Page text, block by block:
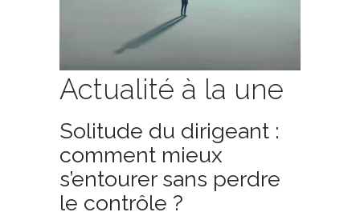
Actualité à la une
Solitude du dirigeant :
comment mieux
s’entourer sans perdre
le contrôle ?